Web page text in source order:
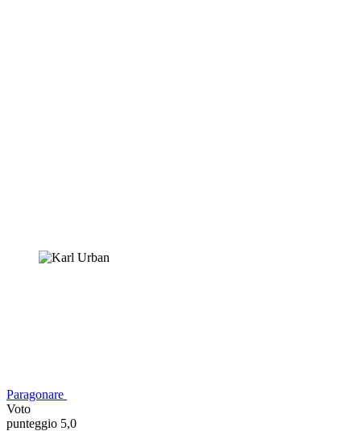
Paragonare
Voto
punteggio 5,0